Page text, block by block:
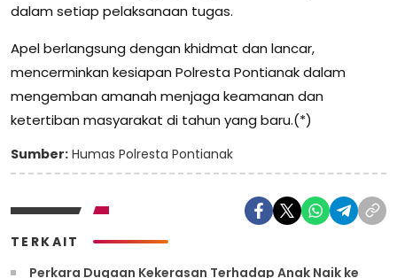
dalam setiap pelaksanaan tugas.
Apel berlangsung dengan khidmat dan lancar,
mencerminkan kesiapan Polresta Pontianak dalam
mengemban amanah menjaga keamanan dan
ketertiban masyarakat di tahun yang baru.(*)
Sumber: Humas Polresta Pontianak
TERKAIT
Perkara Dugaan Kekerasan Terhadap Anak Naik ke